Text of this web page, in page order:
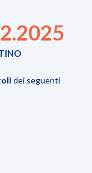
dei seguenti